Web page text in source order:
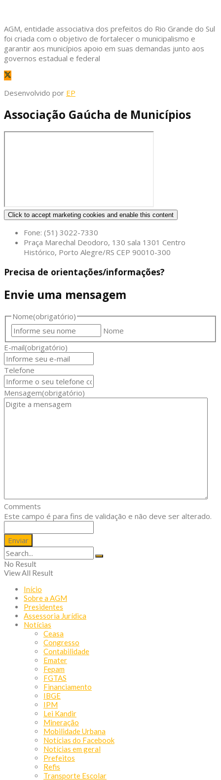
AGM, entidade associativa dos prefeitos do Rio Grande do Sul
foi criada com o objetivo de fortalecer o municipalismo e
garantir aos municípios apoio em suas demandas junto aos
governos estadual e federal
Desenvolvido por EP
Associação Gaúcha de Municípios
Click to accept marketing cookies and enable this content
Fone: (51) 3022-7330
Praça Marechal Deodoro, 130 sala 1301 Centro
Histórico, Porto Alegre/RS CEP 90010-300
Precisa de orientações/informações?
Envie uma mensagem
Nome(obrigatório)
Nome
E-mail(obrigatório)
Telefone
Mensagem(obrigatório)
Comments
Este campo é para fins de validação e não deve ser alterado.
No Result
View All Result
Início
Sobre a AGM
Presidentes
Assessoria Jurídica
Notícias
Ceasa
Congresso
Contabilidade
Emater
Fepam
FGTAS
Financiamento
IBGE
IPM
Lei Kandir
Mineração
Mobilidade Urbana
Notícias do Facebook
Notícias em geral
Prefeitos
Refis
Transporte Escolar